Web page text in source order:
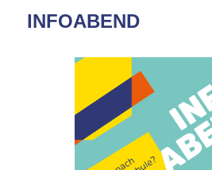
INFOABEND